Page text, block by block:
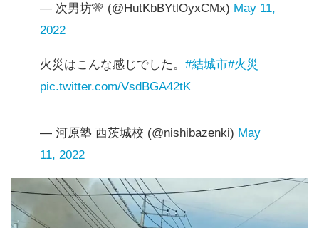
— 次男坊🎌 (@HutKbBYtlOyxCMx) May 11,
2022
火災はこんな感じでした。 #結城市#火災
pic.twitter.com/VsdBGA42tK
— 河原塾 西茨城校 (@nishibazenki) May
11, 2022